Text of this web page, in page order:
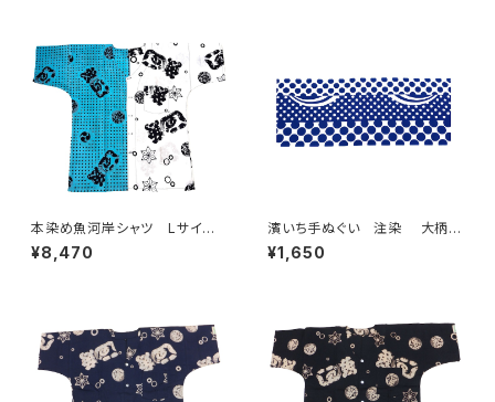
ぐいアロハシャツ
本染め魚河岸シャツ Lサイ
ズ 認定証付き 木綿晒 日本
製 伝統豆絞り柄×涼麻柄 水
ぬぐいシャツ 濱いちシャツ 焼
津 浜通り 港町
¥8,470
濱いち手ぬぐい 注染 大柄水
玉 ドット 特岡 綿100％
浴衣生地 本染め 日本てぬぐ
¥1,650